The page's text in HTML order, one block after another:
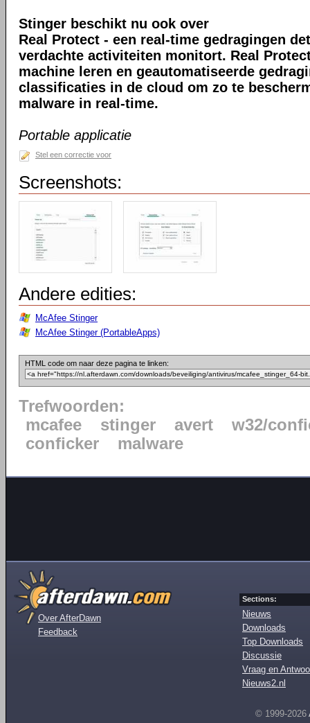
Stinger beschikt nu ook over
Real Protect - een real-time gedragingen
verdachte activiteiten monitort. Real
machine leren en geautomatiseerde
classificaties in de cloud om zo te
malware in real-time.
Portable applicatie
Stel een correctie voor
Screenshots:
Andere edities:
McAfee Stinger
McAfee Stinger (PortableApps)
HTML code om naar deze pagina te linken:
Trefwoorden:
mcafee
stinger avert
w32/
conficker
malware
Over AfterDawn
Feedback
Sections:
Nieuws
Downloads
Top Downloads
Discussie
Vraag en
Nieuws2.nl
© 1999-2026